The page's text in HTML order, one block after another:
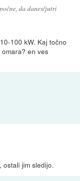
da danes/jutri
100 kW. Kaj točno
en ves
jim sledijo.